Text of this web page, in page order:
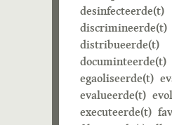
desinfecteerde(t)
discrimineerde(t)
distribueerde(t)
documinteerde(t)
egaoliseerde(t)
evalueerde(t)
executeerde(t)